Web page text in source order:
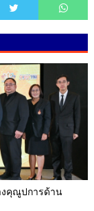
งคุณูปการด้าน